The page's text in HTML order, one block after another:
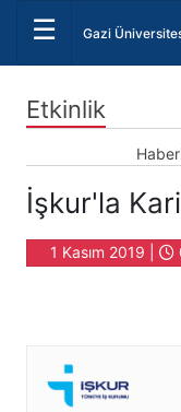
☰ Gazi
Etkinlik
İşkur'la
1 Kasım 2019 |